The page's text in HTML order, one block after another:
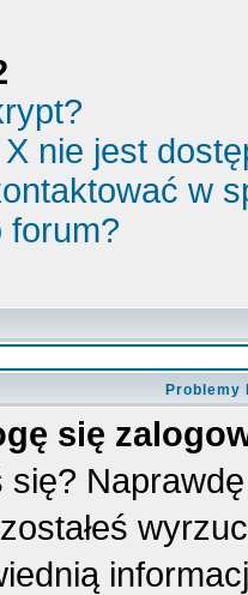
nie jest
w
forum?
Problemy
się
się?